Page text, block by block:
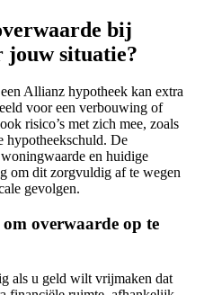
bij
jouw situatie?
Allianz hypotheek kan extra
voor een verbouwing of
risico’s met zich mee, zoals
hypotheekschuld. De
en huidige
om dit zorgvuldig af te wegen
gevolgen.
overwaarde op te
als u geld wilt vrijmaken dat